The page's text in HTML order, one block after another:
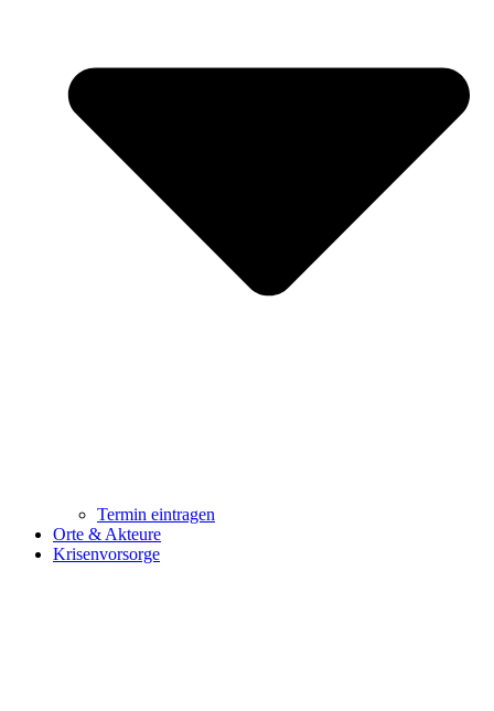
Termin eintragen
Orte & Akteure
Krisenvorsorge